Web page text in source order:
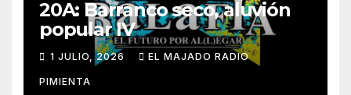
20A: Barranco seco, aluvión
popular IV
1 JULIO, 2026 EL MAJADO RADIO
PIMIENTA